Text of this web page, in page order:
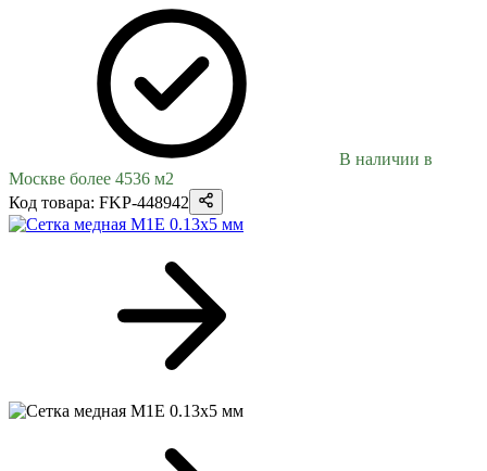
В наличии в
Москве более 4536 м2
Код товара: FKP-448942